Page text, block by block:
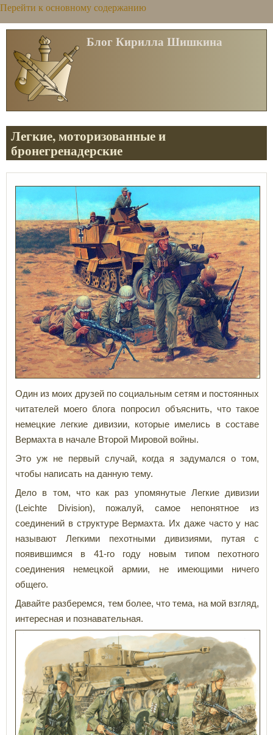
Перейти к основному содержанию
Блог Кирилла Шишкина
Легкие, моторизованные и
бронегренадерские
Один из моих друзей по социальным сетям и постоянных
читателей моего блога попросил объяснить, что такое
немецкие легкие дивизии, которые имелись в составе
Вермахта в начале Второй Мировой войны.
Это уж не первый случай, когда я задумался о том,
чтобы написать на данную тему.
Дело в том, что как раз упомянутые Легкие дивизии
(Leichte Division), пожалуй, самое непонятное из
соединений в структуре Вермахта. Их даже часто у нас
называют Легкими пехотными дивизиями, путая с
появившимся в 41-го году новым типом пехотного
соединения немецкой армии, не имеющими ничего
общего.
Давайте разберемся, тем более, что тема, на мой взгляд,
интересная и познавательная.